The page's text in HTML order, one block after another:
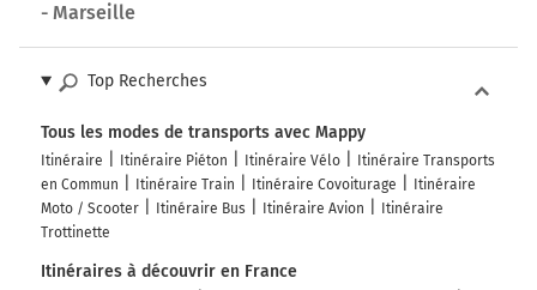
- Marseille
Top Recherches
Tous les modes de transports avec Mappy
Itinéraire Itinéraire Piéton Itinéraire Vélo
Itinéraire Transports
en Commun
Itinéraire Train Itinéraire Covoiturage
Itinéraire
Moto / Scooter
Itinéraire Bus Itinéraire Avion
Itinéraire
Trottinette
Itinéraires à découvrir en France